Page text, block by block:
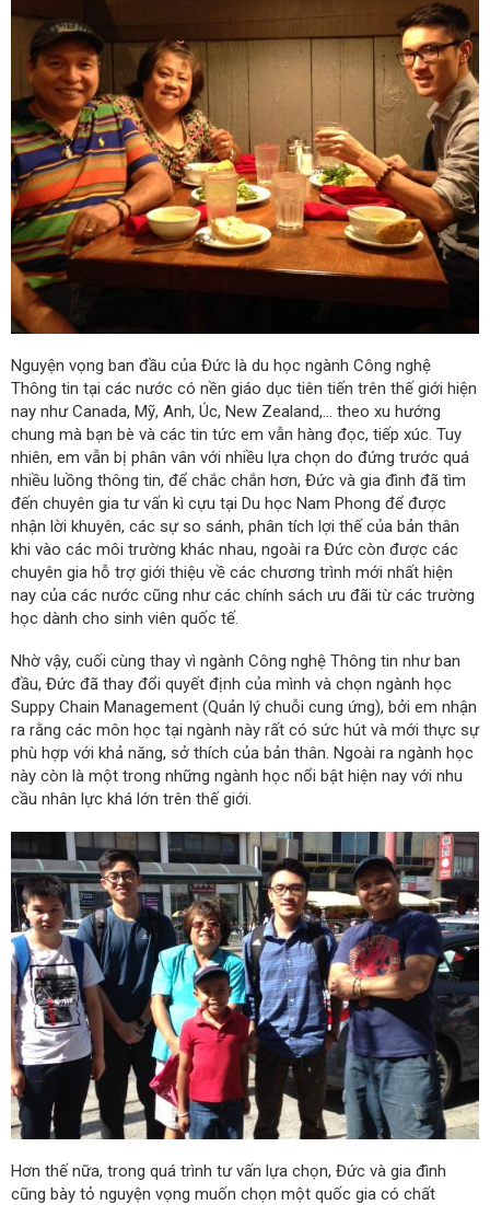
Nguyện vọng ban đầu của Đức là du học ngành Công nghệ
Thông tin tại các nước có nền giáo dục tiên tiến trên thế giới hiện
nay như Canada, Mỹ, Anh, Úc, New Zealand,… theo xu hướng
chung mà bạn bè và các tin tức em vẫn hàng đọc, tiếp xúc. Tuy
nhiên, em vẫn bị phân vân với nhiều lựa chọn do đứng trước quá
nhiều luồng thông tin, để chắc chắn hơn, Đức và gia đình đã tìm
đến chuyên gia tư vấn kì cựu tại Du học Nam Phong để được
nhận lời khuyên, các sự so sánh, phân tích lợi thế của bản thân
khi vào các môi trường khác nhau, ngoài ra Đức còn được các
chuyên gia hỗ trợ giới thiệu về các chương trình mới nhất hiện
nay của các nước cũng như các chính sách ưu đãi từ các trường
học dành cho sinh viên quốc tế.
Nhờ vậy, cuối cùng thay vì ngành Công nghệ Thông tin như ban
đầu, Đức đã thay đổi quyết định của mình và chọn ngành học
Suppy Chain Management (Quản lý chuỗi cung ứng), bởi em nhận
ra rằng các môn học tại ngành này rất có sức hút và mới thực sự
phù hợp với khả năng, sở thích của bản thân. Ngoài ra ngành học
này còn là một trong những ngành học nổi bật hiện nay với nhu
cầu nhân lực khá lớn trên thế giới.
Hơn thế nữa, trong quá trình tư vấn lựa chọn, Đức và gia đình
cũng bày tỏ nguyện vọng muốn chọn một quốc gia có chất